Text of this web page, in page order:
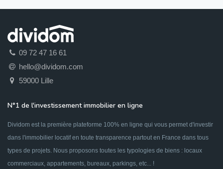
09 72 47 16 61
hello@dividom.com
59000 Lille
N°1 de l'investissement immobilier en ligne
Dividom est la première plateforme 100% en ligne qui vous permet d'investir
dans l'immobilier locatif en toute transparence partout en France dans tous
types de projets. Nous proposons toutes les typologies de biens : locaux
commerciaux, appartements, bureaux, parkings, etc... !